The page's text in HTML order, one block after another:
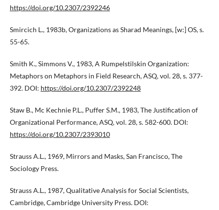
https://doi.org/10.2307/2392246
Smircich L., 1983b, Organizations as Sharad Meanings, [w:] OS, s.
55-65.
Smith K., Simmons V., 1983, A Rumpelstilskin Organization:
Metaphors on Metaphors in Field Research, ASQ, vol. 28, s. 377-
392. DOI: https://doi.org/10.2307/2392248
Staw B., Mc Kechnie P.L., Puffer S.M., 1983, The Justification of
Organizational Performance, ASQ, vol. 28, s. 582-600. DOI:
https://doi.org/10.2307/2393010
Strauss A.L., 1969, Mirrors and Masks, San Francisco, The
Sociology Press.
Strauss A.L., 1987, Qualitative Analysis for Social Scientists,
Cambridge, Cambridge University Press. DOI: